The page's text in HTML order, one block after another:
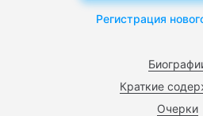
Краткие
Очерки
Регистрация